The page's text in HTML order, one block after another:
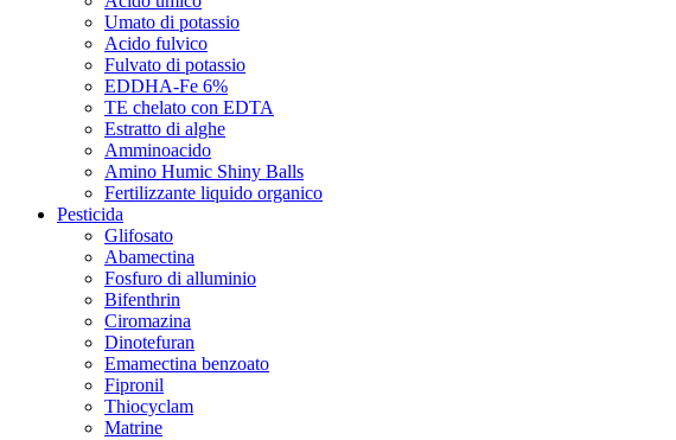
Umato di potassio
Acido fulvico
Fulvato di potassio
EDDHA-Fe 6%
TE chelato con EDTA
Estratto di alghe
Amminoacido
Amino Humic Shiny Balls
Fertilizzante liquido organico
Pesticida
Glifosato
Abamectina
Fosfuro di alluminio
Bifenthrin
Ciromazina
Dinotefuran
Emamectina benzoato
Fipronil
Thiocyclam
Matrine